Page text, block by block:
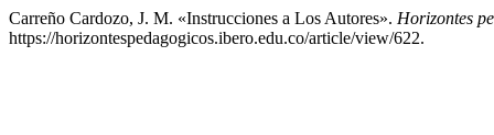
Carreño Cardozo, J. M. «Instrucciones a Los Autores». Horizontes
https://horizontespedagogicos.ibero.edu.co/article/view/622.